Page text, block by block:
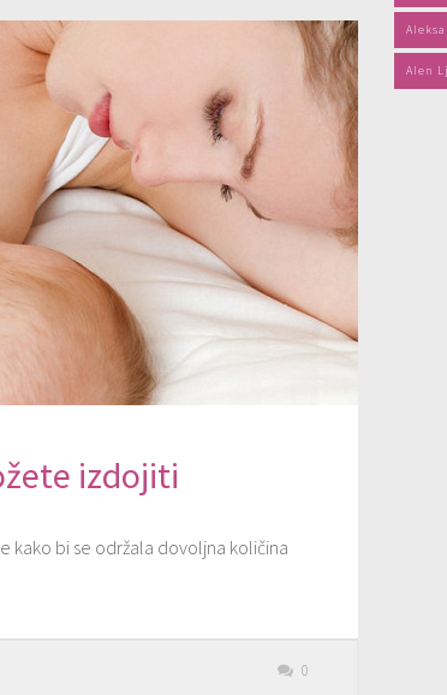
izdojiti
kako bi se održala dovoljna količina
0
Alen